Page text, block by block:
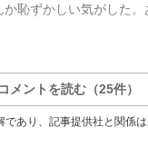
恥ずかしい気がした
メントを読む（25件）
あり、記事提供社と関係は